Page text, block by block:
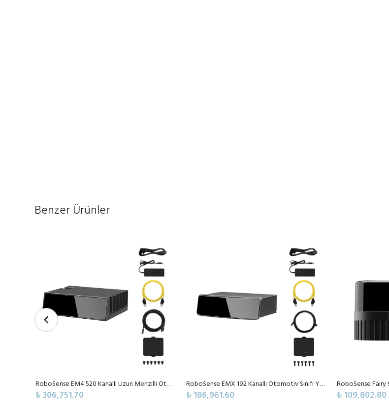
Benzer Ürünler
RoboSense EM4 520 Kanallı Uzun Menzilli Otomotiv Dijital LiDAR Sensörü
₺ 306,751.70
RoboSense EMX 192 Kanallı Otomotiv Sınıfı Yüksek Performanslı Dijital LiDAR Sensörü
₺ 186,961.60 ₺ 109,802.80